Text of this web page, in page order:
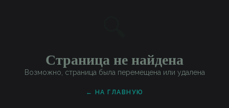
Страница не найдена
Возможно, страница была перемещена или удалена
← НА ГЛАВНУЮ